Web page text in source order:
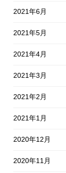
2021年6月
2021年5月
2021年4月
2021年3月
2021年2月
2021年1月
2020年12月
2020年11月